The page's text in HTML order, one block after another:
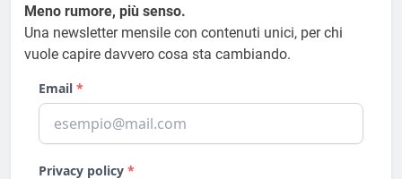
Meno rumore, più senso.
Una newsletter mensile con contenuti unici, per chi
vuole capire davvero cosa sta cambiando.